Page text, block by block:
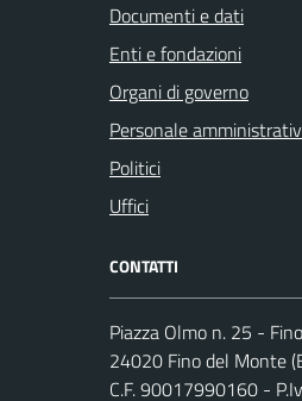
Documenti e dati
Enti e fondazioni
Organi di governo
Personale
Politici
Uffici
CONTATTI
Piazza Olmo n. 25 -
24020 Fino del Monte
C.F. 90017990160 -